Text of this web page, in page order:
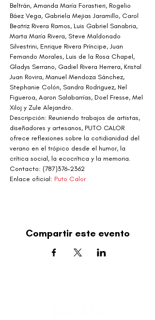
Beltrán, Amanda María Forastieri, Rogelio
Báez Vega, Gabriela Mejias Jaramillo, Carol
Beatriz Rivera Ramos, Luis Gabriel Sanabria,
Marta María Rivera, Steve Maldonado
Silvestrini, Enrique Rivera Príncipe, Juan
Fernando Morales, Luis de la Rosa Chapel,
Gladys Serrano, Gadiel Rivera Herrera, Kristal
Juan Rovira, Manuel Mendoza Sánchez,
Stephanie Colón, Sandra Rodriguez, Nel
Figueroa, Aaron Salabarrías, Doel Fresse, Mel
Xiloj y Zule Alejandro.
Descripción: Reuniendo trabajos de artistas,
diseñadores y artesanos, PUTO CALOR
ofrece reflexiones sobre la cotidianidad del
verano en el trópico desde el humor, la
crítica social, la ecocrítica y la memoria.
Contacto: (787)376-2362
Enlace oficial: Puto Calor
Compartir este evento